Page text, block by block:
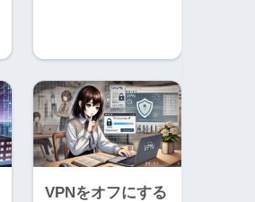
VPNをオフにする